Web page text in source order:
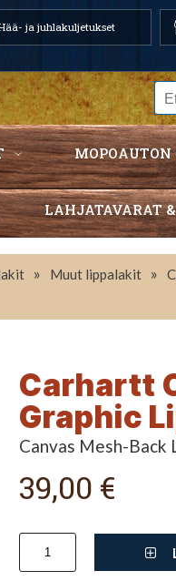
ja juhlakuljetukset
MOPOAUTON
LAHJATAVARAT &
» Muut lippalakit »
Carhartt
Graphic
Canvas Mesh-Back
39,00 €